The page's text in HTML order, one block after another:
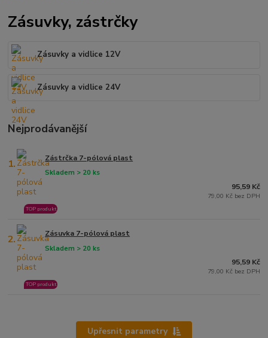
Zásuvky, zástrčky
Zásuvky a vidlice 12V
Zásuvky a vidlice 24V
Nejprodávanější
1. Zástrčka 7-pólová plast
Skladem > 20 ks
TOP produkt
95,59 Kč
79,00 Kč bez DPH
2. Zásuvka 7-pólová plast
Skladem > 20 ks
TOP produkt
95,59 Kč
79,00 Kč bez DPH
Upřesnit parametry